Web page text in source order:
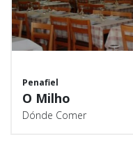
Penafiel
O Milho
Dónde Comer